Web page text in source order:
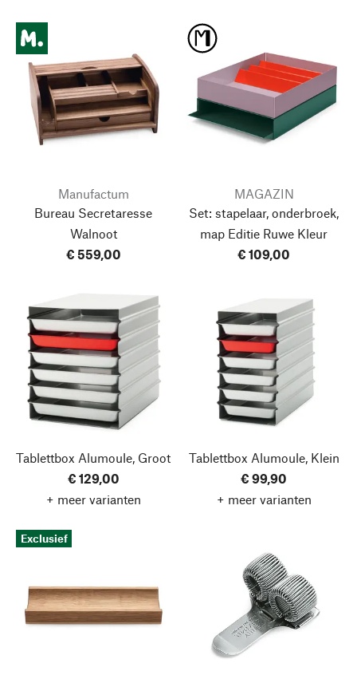
Manufactum
Bureau Secretaresse
Walnoot
€ 559,00
MAGAZIN
Set: stapelaar, onderbroek,
map Editie Ruwe Kleur
€ 109,00
Tablettbox Alumoule, Groot
€ 129,00
+ meer varianten
Tablettbox Alumoule, Klein
€ 99,90
+ meer varianten
Exclusief